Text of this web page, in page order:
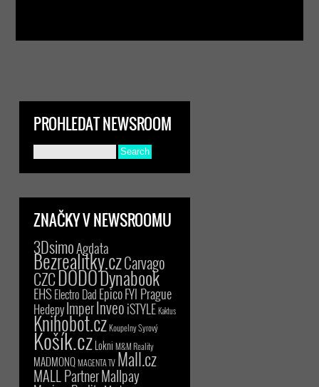
PROHLEDAT NEWSROOM
ZNAČKY V NEWSROOMU
3DsimoAgdata
Bezrealitky.czCarvago
CZCDODODynabook
EHSElectro Dad EpicoFYI Prague
HedepyImperInveoiSTYLE Kaktus
Knihobot.czKoupelny Syrový
Košík.czLokni M&M Reality
MADMONQMAGENTA TV Mall.cz
MALL PartnerMallpay